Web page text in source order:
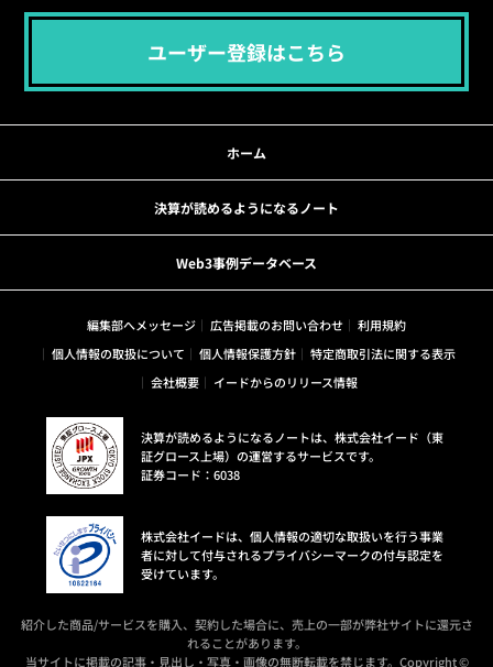
ユーザー登録はこちら
ホーム
決算が読めるようになるノート
Web3事例データベース
編集部へメッセージ 広告掲載のお問い合わせ
利用規約
個人情報の取扱について
個人情報保護方針
特定商取引法に関する表示
会社概要
イードからのリリース情報
決算が読めるようになるノートは、株式会社イード（東
証グロース上場）の運営するサービスです。
証券コード：6038
株式会社イードは、個人情報の適切な取扱いを行う事業
者に対して付与されるプライバシーマークの付与認定を
受けています。
紹介した商品/サービスを購入、契約した場合に、売上の一部が弊社サイトに還元さ
れることがあります。
当サイトに掲載の記事・見出し・写真・画像の無断転載を禁じます。Copyright ©